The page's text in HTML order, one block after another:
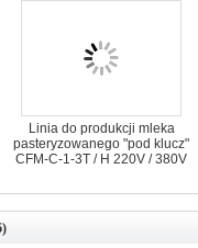
Linia do produkcji mleka
pasteryzowanego "pod klucz"
CFM-C-1-3T / H 220V / 380V